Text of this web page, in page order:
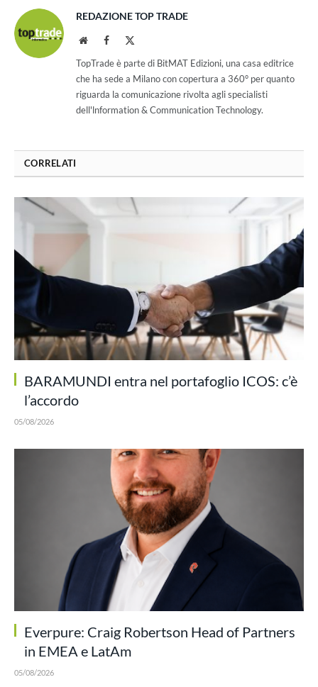
REDAZIONE TOP TRADE
WebsiteFacebook
TopTrade è parte di BitMAT Edizioni, una casa editrice
che ha sede a Milano con copertura a 360° per quanto
riguarda la comunicazione rivolta agli specialisti
dell'lnformation & Communication Technology.
CORRELATI
BARAMUNDI entra nel portafoglio ICOS: c’è
l’accordo
05/08/2026
Everpure: Craig Robertson Head of Partners
in EMEA e LatAm
05/08/2026